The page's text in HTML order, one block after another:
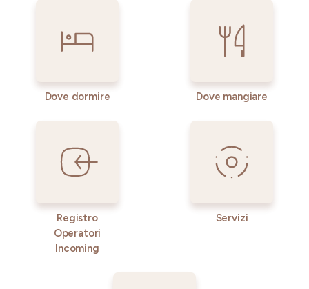
Dove dormire Dove mangiare
Registro
Operatori
Incoming
Servizi